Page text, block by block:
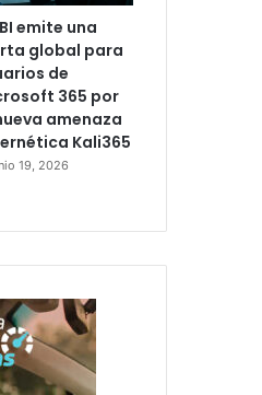
emite una
global para
de
365 por
amenaza
Kali365
19, 2026